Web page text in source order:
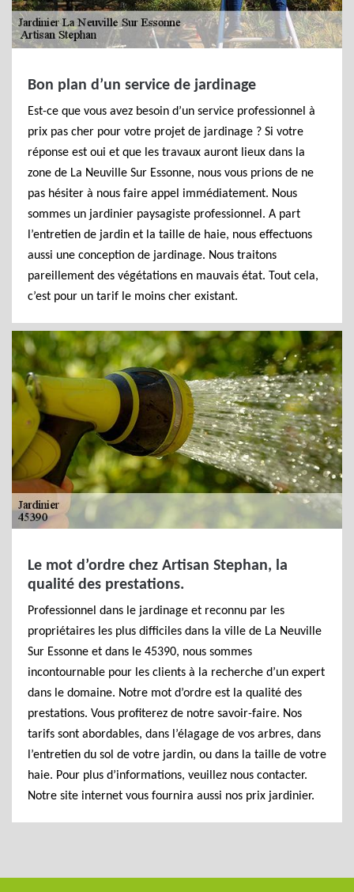
Bon plan d’un service de jardinage
Est-ce que vous avez besoin d’un service professionnel à
prix pas cher pour votre projet de jardinage ? Si votre
réponse est oui et que les travaux auront lieux dans la
zone de La Neuville Sur Essonne, nous vous prions de ne
pas hésiter à nous faire appel immédiatement. Nous
sommes un jardinier paysagiste professionnel. A part
l’entretien de jardin et la taille de haie, nous effectuons
aussi une conception de jardinage. Nous traitons
pareillement des végétations en mauvais état. Tout cela,
c’est pour un tarif le moins cher existant.
Le mot d’ordre chez Artisan Stephan, la
qualité des prestations.
Professionnel dans le jardinage et reconnu par les
propriétaires les plus difficiles dans la ville de La Neuville
Sur Essonne et dans le 45390, nous sommes
incontournable pour les clients à la recherche d’un expert
dans le domaine. Notre mot d’ordre est la qualité des
prestations. Vous profiterez de notre savoir-faire. Nos
tarifs sont abordables, dans l’élagage de vos arbres, dans
l’entretien du sol de votre jardin, ou dans la taille de votre
haie. Pour plus d’informations, veuillez nous contacter.
Notre site internet vous fournira aussi nos prix jardinier.